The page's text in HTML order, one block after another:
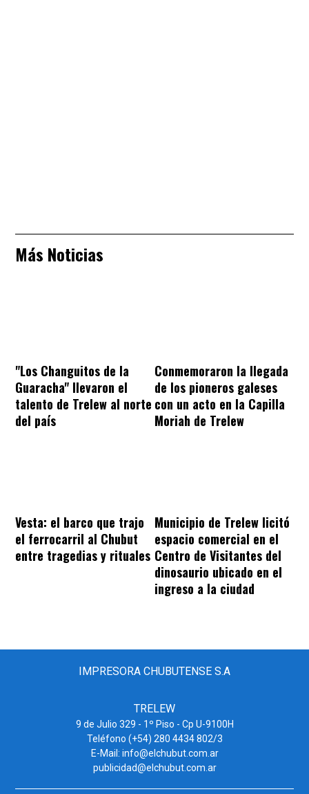
Más Noticias
"Los Changuitos de la
Guaracha" llevaron el
talento de Trelew al norte
del país
Conmemoraron la llegada
de los pioneros galeses
con un acto en la Capilla
Moriah de Trelew
Vesta: el barco que trajo
el ferrocarril al Chubut
entre tragedias y rituales
Municipio de Trelew licitó
espacio comercial en el
Centro de Visitantes del
dinosaurio ubicado en el
ingreso a la ciudad
IMPRESORA CHUBUTENSE S.A
TRELEW
9 de Julio 329 - 1º Piso - Cp U-9100H
Teléfono (+54) 280 4434 802/3
E-Mail: info@elchubut.com.ar
publicidad@elchubut.com.ar